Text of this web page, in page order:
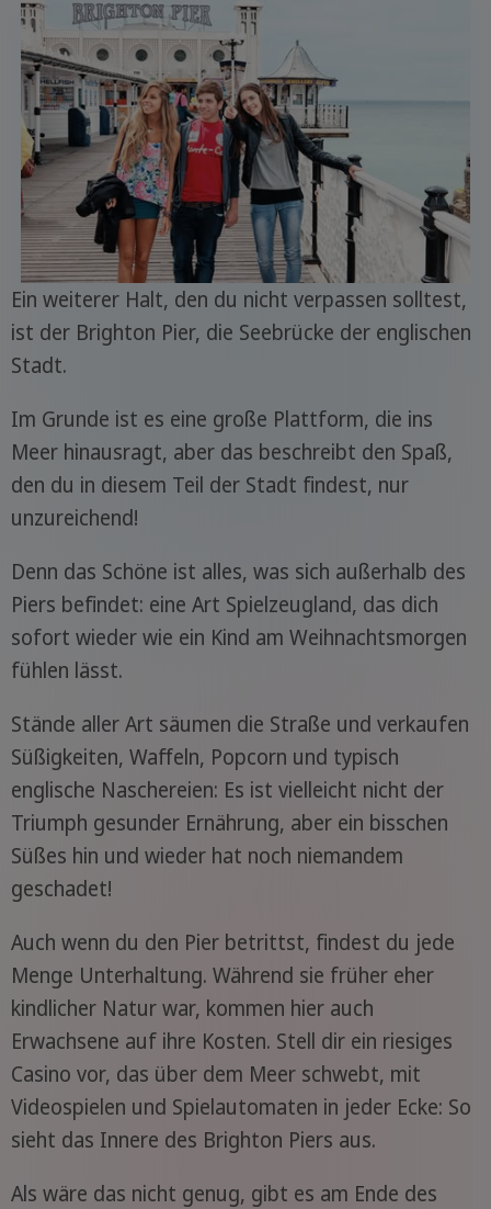
Ein weiterer Halt, den du nicht verpassen solltest,
ist der Brighton Pier, die Seebrücke der englischen
Stadt.
Im Grunde ist es eine große Plattform, die ins
Meer hinausragt, aber das beschreibt den Spaß,
den du in diesem Teil der Stadt findest, nur
unzureichend!
Denn das Schöne ist alles, was sich außerhalb des
Piers befindet: eine Art Spielzeugland, das dich
sofort wieder wie ein Kind am Weihnachtsmorgen
fühlen lässt.
Stände aller Art säumen die Straße und verkaufen
Süßigkeiten, Waffeln, Popcorn und typisch
englische Naschereien: Es ist vielleicht nicht der
Triumph gesunder Ernährung, aber ein bisschen
Süßes hin und wieder hat noch niemandem
geschadet!
Auch wenn du den Pier betrittst, findest du jede
Menge Unterhaltung. Während sie früher eher
kindlicher Natur war, kommen hier auch
Erwachsene auf ihre Kosten. Stell dir ein riesiges
Casino vor, das über dem Meer schwebt, mit
Videospielen und Spielautomaten in jeder Ecke: So
sieht das Innere des Brighton Piers aus.
Als wäre das nicht genug, gibt es am Ende des